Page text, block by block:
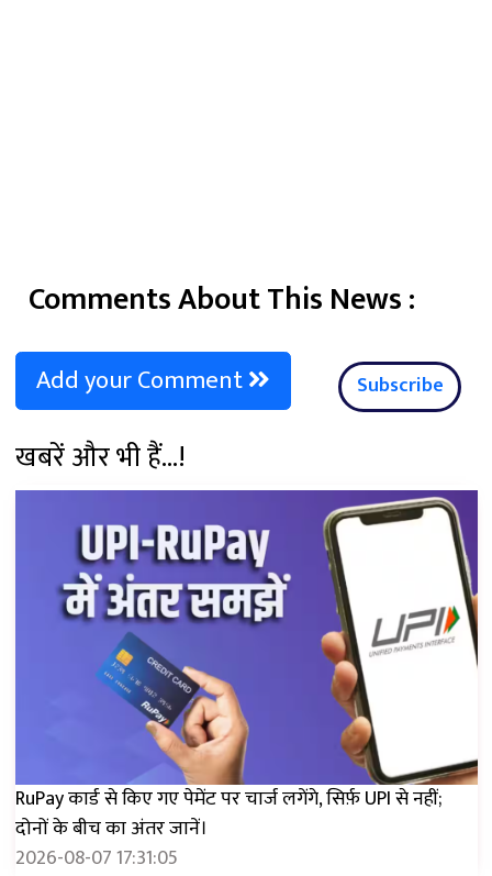
Comments About This News :
Add your Comment Subscribe
खबरें और भी हैं...!
RuPay कार्ड से किए गए पेमेंट पर चार्ज लगेंगे, सिर्फ़ UPI से नहीं;
दोनों के बीच का अंतर जानें।
2026-08-07 17:31:05